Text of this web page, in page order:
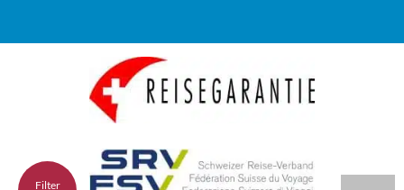
DECK 05
Innenkabine
Deluxe Interior Fantastica-[IR2]
Filter